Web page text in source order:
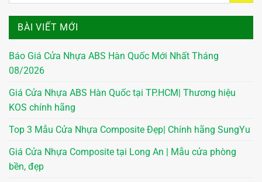
BÀI VIẾT MỚI
Báo Giá Cửa Nhựa ABS Hàn Quốc Mới Nhất Tháng
08/2026
Giá Cửa Nhựa ABS Hàn Quốc tại TP.HCM| Thương hiệu
KOS chính hãng
Top 3 Mẫu Cửa Nhựa Composite Đẹp| Chính hãng SungYu
Giá Cửa Nhựa Composite tại Long An | Mẫu cửa phòng
bền, đẹp